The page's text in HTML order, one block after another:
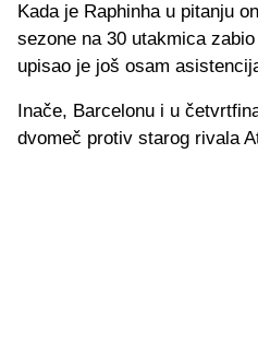
Kada je Raphinha u pitanju
sezone na 30 utakmica
upisao je još osam
Inače, Barcelonu i u
dvomeč protiv starog rivala